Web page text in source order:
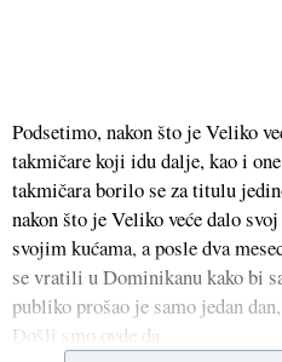
Podsetimo, nakon što je Veliko
takmičare koji idu dalje, kao i
takmičara borilo se za titulu
nakon što je Veliko veće dalo
svojim kućama, a posle dva
se vratili u Dominikanu kako bi
publiko prošao je samo jedan
Došli smo ovde da